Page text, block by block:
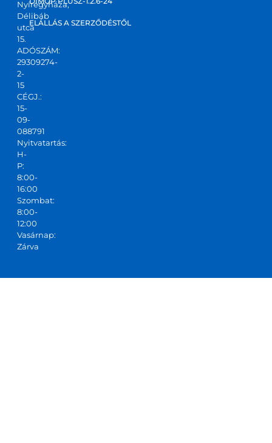
Nyíregyháza,
Délibáb
utca
15.
ADÓSZÁM:
29309274-
2-
15
CÉGJ.:
15-
09-
088791
Nyitvatartás:
H-
P:
8:00-
16:00
Szombat:
8:00-
12:00
Vasárnap:
Zárva
ELÁLLÁS A SZERZŐDÉSTŐL